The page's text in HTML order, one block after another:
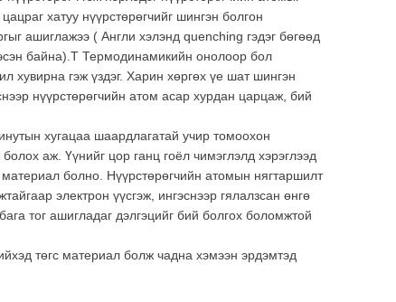
хатуу нүүрстөрөгчийг шингэн болгон
ашиглажээ ( Англи хэлэнд quenching гэдэг бөгөөд
байна).Т Термодинамикийн онолоор бол
хувирна гэж үздэг. Харин хөргөх үе шат шингэн
нүүрстөрөгчийн атом асар хурдан царцаж, бий
хугацаа шаардлагатай учир томоохон
аж. Үүнийг цор ганц гоёл чимэглэлд хэрэглээд
материал болно. Нүүрстөрөгчийн атомын нягтаршилт
электрон үүсгэж, ингэснээр гялалзсан өнгө
тог ашигладаг дэлгэцийг бий болгох боломжтой
төгс материал болж чадна хэмээн эрдэмтэд